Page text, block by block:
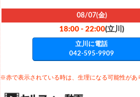
08/07(金)
18:00 - 22:00(立川)
立川に電話
042-595-9909
※赤で表示されている時は、生理になる可能性があ